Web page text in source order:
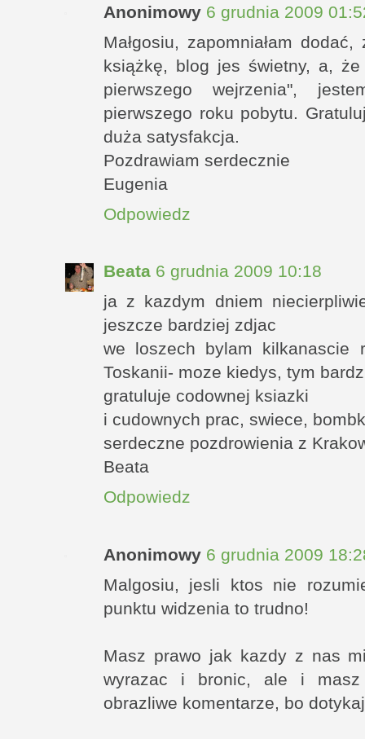
Anonimowy 6 grudnia 2009
Małgosiu, zapomniałam
książkę, blog jes świetny, a,
pierwszego wejrzenia",
pierwszego roku pobytu.
duża satysfakcja.
Pozdrawiam serdecznie
Eugenia
Odpowiedz
Beata 6 grudnia 2009 10:18
ja z kazdym dniem
jeszcze bardziej zdjac
we loszech bylam kilkanascie
Toskanii- moze kiedys, tym
gratuluje codownej ksiazki
i cudownych prac, swiece,
serdeczne pozdrowienia z
Beata
Odpowiedz
Anonimowy 6 grudnia 2009
Malgosiu, jesli ktos nie
punktu widzenia to trudno!
Masz prawo jak kazdy z nas
wyrazac i bronic, ale i masz
obrazliwe komentarze, bo